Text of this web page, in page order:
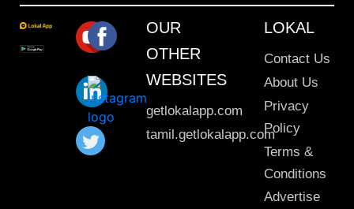
OUR
OTHER
WEBSITES
getlokalapp.com
tamil.getlokalapp.com
LOKAL
Contact Us
About Us
Privacy
Policy
Terms &
Conditions
Advertise